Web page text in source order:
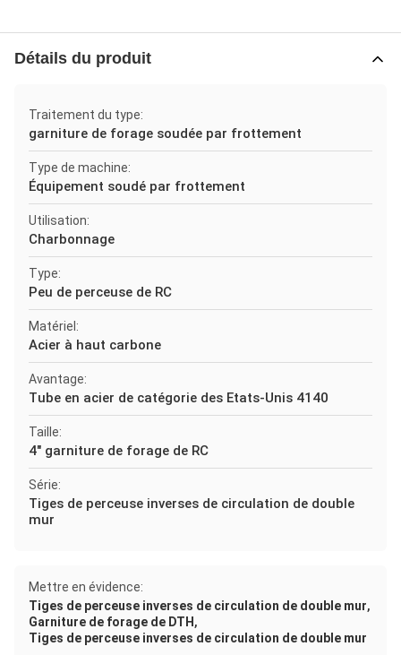
Détails du produit
Traitement du type:
garniture de forage soudée par frottement
Type de machine:
Équipement soudé par frottement
Utilisation:
Charbonnage
Type:
Peu de perceuse de RC
Matériel:
Acier à haut carbone
Avantage:
Tube en acier de catégorie des Etats-Unis 4140
Taille:
4" garniture de forage de RC
Série:
Tiges de perceuse inverses de circulation de double
mur
Mettre en évidence:
Tiges de perceuse inverses de circulation de double mur,
Garniture de forage de DTH ,
Tiges de perceuse inverses de circulation de double mur